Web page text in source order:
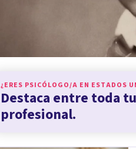
¿ERES PSICÓLOGO/A EN ESTADOS
Destaca entre toda
profesional.